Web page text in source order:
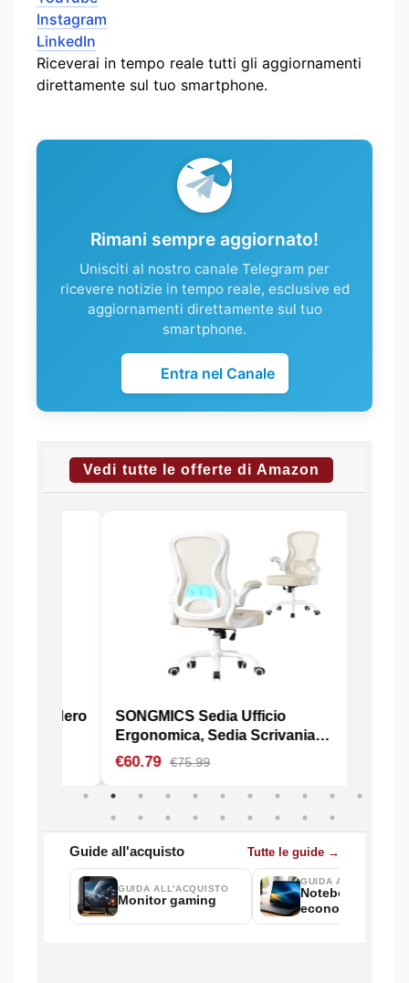
Instagram
LinkedIn
Riceverai in tempo reale tutti gli aggiornamenti
direttamente sul tuo smartphone.
Rimani sempre aggiornato!
Unisciti al nostro canale Telegram per
ricevere notizie in tempo reale, esclusive ed
aggiornamenti direttamente sul tuo
smartphone.
Entra nel Canale